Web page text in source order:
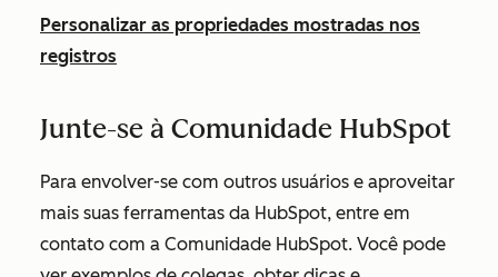
Personalizar as propriedades mostradas nos
registros
Junte-se à Comunidade HubSpot
Para envolver-se com outros usuários e aproveitar
mais suas ferramentas da HubSpot, entre em
contato com a Comunidade HubSpot. Você pode